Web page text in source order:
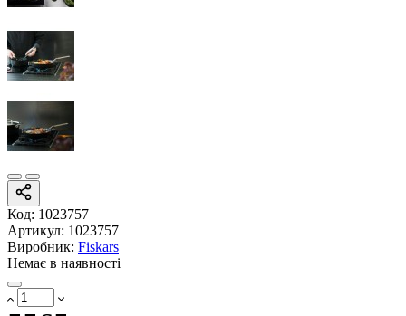
Код: 1023757
Артикул: 1023757
Виробник: Fiskars
Немає в наявності